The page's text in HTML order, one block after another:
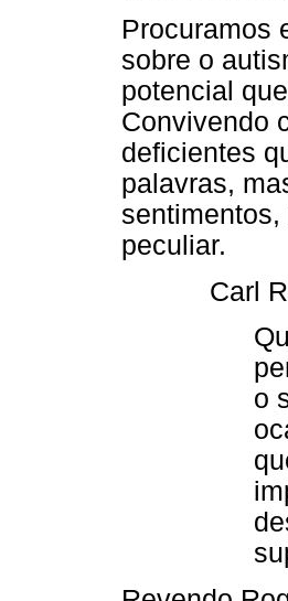
Procuramos
sobre o
potencial
Convivendo
deficientes
palavras,
peculiar.
Carl
o